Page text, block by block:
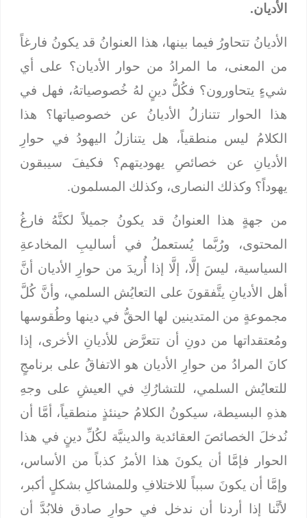
الأديان.
الأديانُ تتحاورُ فيما بينها، هذا العنوانُ قد يكونُ فارغاً
من المعنى، ما المرادُ من حوار الأديان؟ على أي
شيءٍ يتحاورون؟ فكُلُّ دينٍ لهُ خُصوصياتهُ، فهل في
هذا الحوار تتنازلُ الأديانُ عن خصوصياتها؟ هذا
الكلامُ ليس منطقياً، هل يتنازلُ اليهودُ في حوارِ
الأديانِ عن خصائصِ يهوديتهم؟ فكيفَ سيبقون
يهوداً؟ وكذلك النصارى، وكذلك المسلمون.
من جهةٍ هذا العنوانُ قد يكونُ جميلاً لكنَّهُ فارغُ
المحتوى، ورُبَّما يُستعملُ في أساليبِ المخادعةِ
السياسية، ليسَ إلَّا، إلَّا إذا أُريدَ من حوارِ الأديان أنَّ
أهل الأديانِ يتَّفقونَ على التعايُش السلمي، وأنَّ كُلَّ
مجموعةٍ من المتدينين لها الحقُّ في دينها وطُقوسها
ومُعتقداتها من دونِ أن تتعرَّض للأديانِ الأخرى، إذا
كانَ المرادُ من حوارِ الأديان هو الاتفاقُ على برنامجٍ
للتعايُش السلمي، للتشارُكِ في العيشِ على وجهِ
هذهِ البسيطة، سيكونُ الكلامُ حينئذٍ منطقياً، أمَّا أن
نُدخلَ الخصائصَ العقائدية والدينيَّة لكُلِّ دينٍ في هذا
الحوار فإمَّا أن يكونَ هذا الأمرُ كذباً من الأساس،
وإمَّا أن يكونَ سبباً للاختلافِ وللمشاكلِ بشكلٍ أكبر،
لأنَّنا إذا أردنا أن ندخل في حوارٍ صادق فلابُدَّ أن